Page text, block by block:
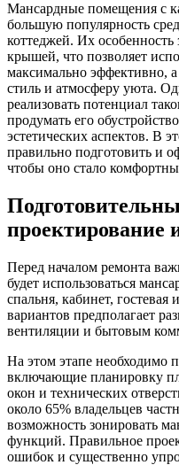
Мансардные помещения с
большую популярность
коттеджей. Их
крышей, что позволяет
максимально эффективно,
стиль и атмосферу уюта.
реализовать потенциал
продумать его
эстетических аспектов. В
правильно подготовить и
чтобы оно стало
проектирование
Перед началом ремонта
будет использоваться
спальня, кабинет,
вариантов предполагает
вентиляции и бытовым
На этом этапе необходимо
включающие планировку
окон и технических
около 65% владельцев
возможность зонировать
функций. Правильное
ошибок и существенно